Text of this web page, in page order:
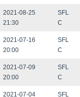
2021-08-25
21:30
SFL
C
2021-07-16
20:00
SFL
C
2021-07-09
20:00
SFL
C
2021-07-04
SFL